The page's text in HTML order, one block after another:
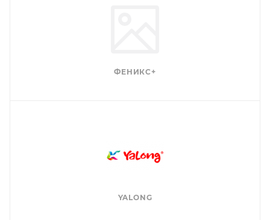
ФЕНИКС+
YALONG